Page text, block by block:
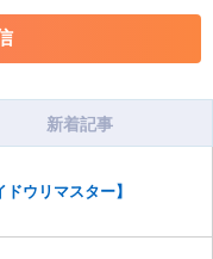
稿
を確認後、順次対応さ
せんのでご注意くだ
新着記事
ウリマスター】